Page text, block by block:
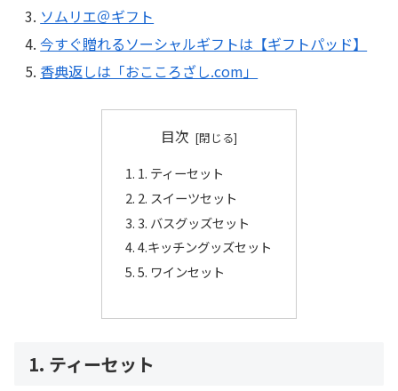
ソムリエ＠ギフト
今すぐ贈れるソーシャルギフトは【ギフトパッド】
香典返しは「おこころざし.com」
目次
1. ティーセット
2. スイーツセット
3. バスグッズセット
4.キッチングッズセット
5. ワインセット
1. ティーセット